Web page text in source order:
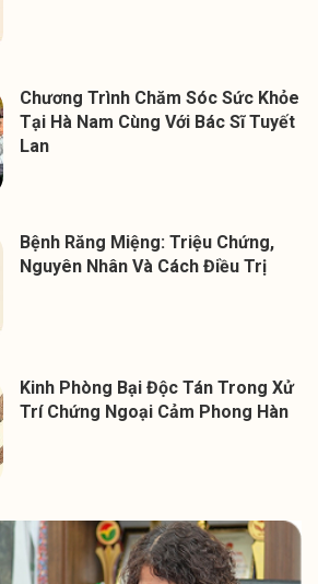
Chương Trình Chăm Sóc Sức Khỏe
Tại Hà Nam Cùng Với Bác Sĩ Tuyết
Lan
Bệnh Răng Miệng: Triệu Chứng,
Nguyên Nhân Và Cách Điều Trị
Kinh Phòng Bại Độc Tán Trong Xử
Trí Chứng Ngoại Cảm Phong Hàn